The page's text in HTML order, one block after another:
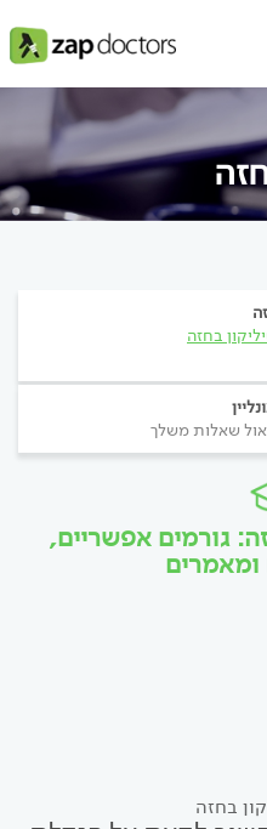
בחזה
שאלות משלך
גורמים אפשריים,
ומאמרים
בחזה